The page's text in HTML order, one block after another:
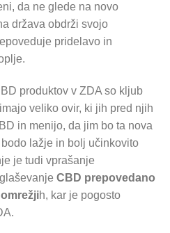
da ne glede na novo
država obdrži svojo
pridelavo in
produktov v ZDA so kljub
veliko ovir, ki jih pred njih
in menijo, da jim bo ta nova
lažje in bolj učinkovito
je tudi vprašanje
CBD prepovedano
h, kar je pogosto